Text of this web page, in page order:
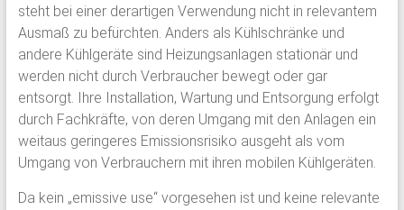
steht bei einer derartigen Verwendung nicht in relevantem
Ausmaß zu befürchten. Anders als Kühlschränke und
andere Kühlgeräte sind Heizungsanlagen stationär und
werden nicht durch Verbraucher bewegt oder gar
entsorgt. Ihre Installation, Wartung und Entsorgung erfolgt
durch Fachkräfte, von deren Umgang mit den Anlagen ein
weitaus geringeres Emissionsrisiko ausgeht als vom
Umgang von Verbrauchern mit ihren mobilen Kühlgeräten.
Da kein „emissive use“ vorgesehen ist und keine relevante